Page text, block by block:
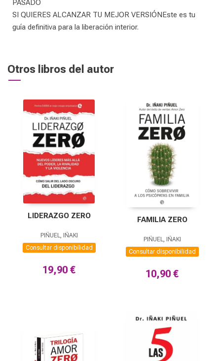
PASADO
SI QUIERES ALCANZAR TU MEJOR VERSIÓNEste es tu
guía definitiva para la liberación interior.
Otros libros del autor
LIDERAZGO ZERO
PIÑUEL, IÑAKI
Consultar disponibilidad
19,90 €
FAMILIA ZERO
PIÑUEL, IÑAKI
Consultar disponibilidad
10,90 €